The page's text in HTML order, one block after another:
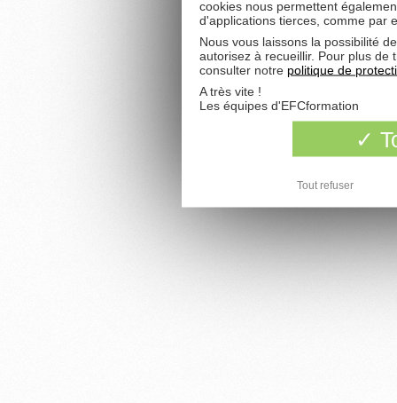
cookies nous permettent
d'applications tierces, comme par
Nous vous laissons la possibilité
autorisez à recueillir. Pour plus de
consulter notre politique de
A très vite !
Les équipes d'EFCformation
Tout refuser